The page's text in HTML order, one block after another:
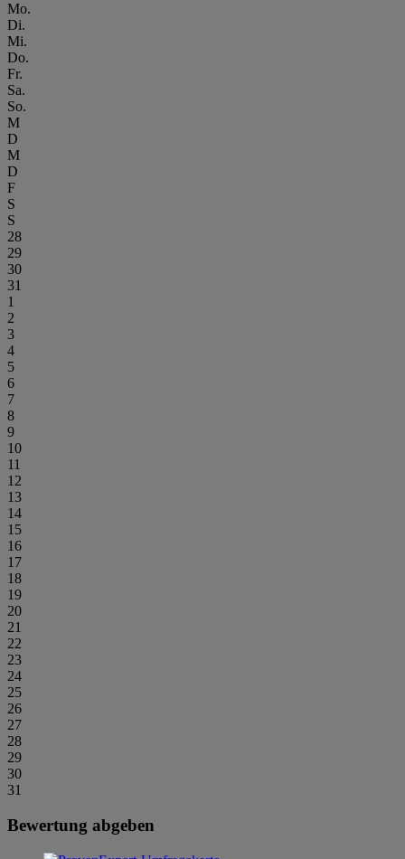
Mo.
Di.
Mi.
Do.
Fr.
Sa.
So.
M
D
M
D
F
S
S
28
29
30
31
1
2
3
4
5
6
7
8
9
10
11
12
13
14
15
16
17
18
19
20
21
22
23
24
25
26
27
28
29
30
31
Bewertung abgeben